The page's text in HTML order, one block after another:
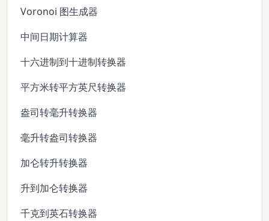
Voronoi 图生成器
中间日期计算器
十六进制到十进制转换器
平方米转平方英尺转换器
盎司转毫升转换器
毫升转盎司转换器
加仑转升转换器
升到加仑转换器
千克到英石转换器